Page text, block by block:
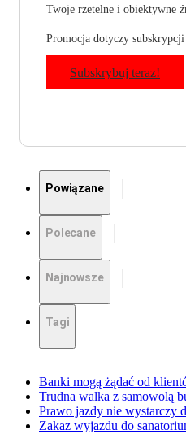
Twoje rzetelne i obiektywne
Promocja dotyczy
Subskrybuj teraz!
Powiązane
Polecane
Najnowsze
Tagi
Banki mogą żądać od
Trudna walka z samowolą
Prawo jazdy nie wystarczy
Zakaz wyjazdu do